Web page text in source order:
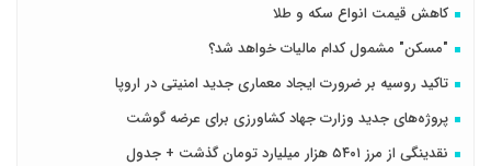
کاهش قیمت انواع سکه و طلا
"مسکن" مشمول کدام مالیات خواهد شد؟
تاکید روسیه بر ضرورت ایجاد معماری جدید امنیتی در اروپا
پروژه‌های جدید وزارت جهاد کشاورزی برای عرضه گوشت
نقدینگی از مرز ۵۴۰۱ هزار میلیارد تومان گذشت + جدول